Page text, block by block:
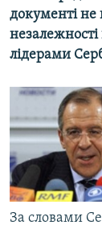
СВІТ
ПРИАЗОВ’Я
МУЛЬТИМЕДІА
ФОТО
ПОДКАСТИ
КРИМ РЕАЛІЇ
РУС
документі не
незалежності
лідерами
За словами